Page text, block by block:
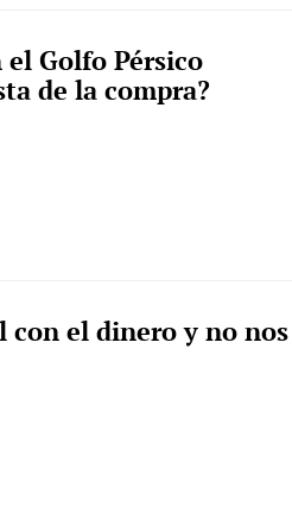
Golfo Pérsico
de la compra?
con el dinero y no nos